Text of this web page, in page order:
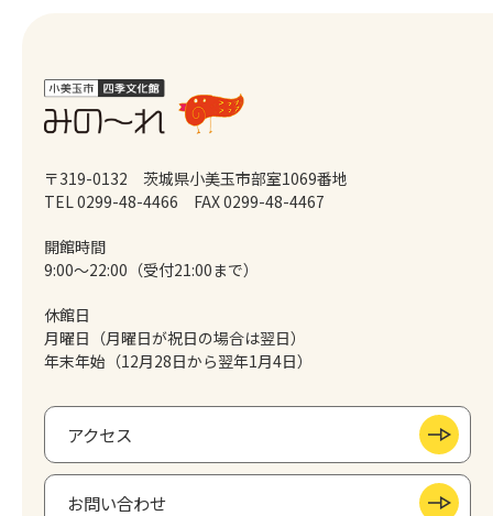
〒319-0132 茨城県小美玉市部室1069番地
TEL 0299-48-4466
FAX 0299-48-4467
開館時間
9:00～22:00（受付21:00まで）
休館日
月曜日（月曜日が祝日の場合は翌日）
年末年始（12月28日から翌年1月4日）
アクセス
お問い合わせ